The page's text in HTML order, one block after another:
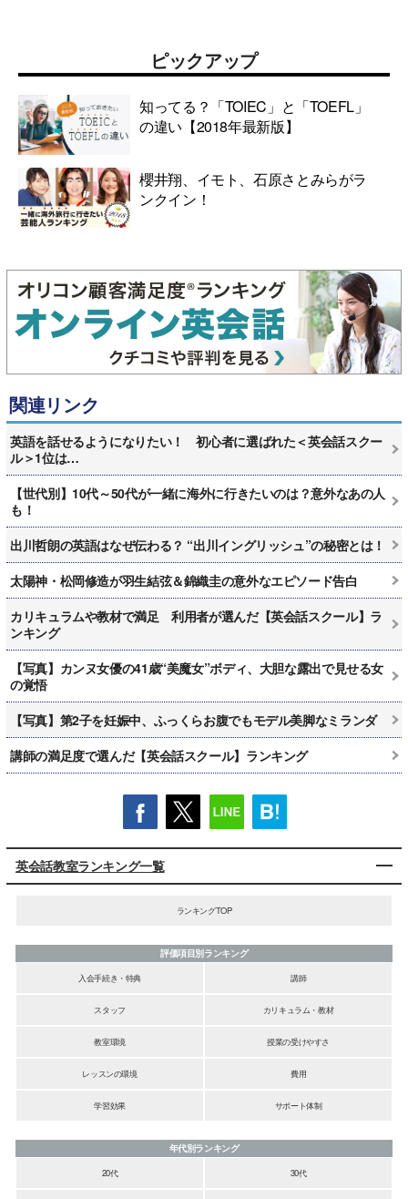
ピックアップ
知ってる？「TOIEC」と「TOEFL」
の違い【2018年最新版】
櫻井翔、イモト、石原さとみらがラ
ンクイン！
関連リンク
英語を話せるようになりたい！ 初心者に選ばれた＜英会話スクー
ル＞1位は…
【世代別】10代～50代が一緒に海外に行きたいのは？意外なあの人
も！
出川哲朗の英語はなぜ伝わる？ “出川イングリッシュ”の秘密とは！
太陽神・松岡修造が羽生結弦＆錦織圭の意外なエピソード告白
カリキュラムや教材で満足 利用者が選んだ【英会話スクール】ラ
ンキング
【写真】カンヌ女優の41歳“美魔女”ボディ、大胆な露出で見せる女
の覚悟
【写真】第2子を妊娠中、ふっくらお腹でもモデル美脚なミランダ
講師の満足度で選んだ【英会話スクール】ランキング
英会話教室ランキング一覧
ランキングTOP
評価項目別ランキング
入会手続き・特典
講師
スタッフ カリキュラム・教材
教室環境 授業の受けやすさ
レッスンの環境 費用
学習効果 サポート体制
年代別ランキング
20代
30代